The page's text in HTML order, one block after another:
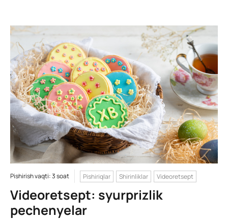
Pishirish vaqti: 3 soat Pishiriqlar Shirinliklar Videoretsept
Videoretsept: syurprizlik
pechenyelar